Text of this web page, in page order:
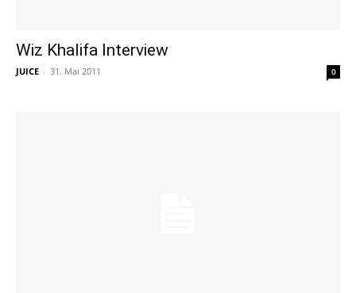
Wiz Khalifa Interview
JUICE - 31. Mai 2011 0